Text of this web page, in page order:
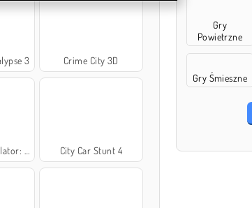
3 Crime City 3D
Aircraft City Car Stunt 4
Gry
Powietrzne
Gry Śmieszne